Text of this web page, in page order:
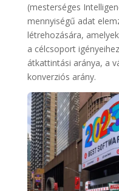
(mesterséges
mennyiségű adat
létrehozására,
a célcsoport
átkattintási aránya, a
konverziós arány.